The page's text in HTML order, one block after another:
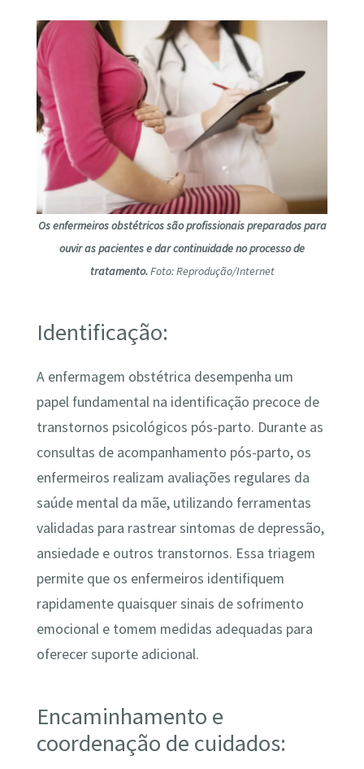
Os enfermeiros obstétricos são profissionais preparados para
ouvir as pacientes e dar continuidade no processo de
tratamento.Foto: Reprodução/Internet
Identificação:
A enfermagem obstétrica desempenha um
papel fundamental na identificação precoce de
transtornos psicológicos pós-parto. Durante as
consultas de acompanhamento pós-parto, os
enfermeiros realizam avaliações regulares da
saúde mental da mãe, utilizando ferramentas
validadas para rastrear sintomas de depressão,
ansiedade e outros transtornos. Essa triagem
permite que os enfermeiros identifiquem
rapidamente quaisquer sinais de sofrimento
emocional e tomem medidas adequadas para
oferecer suporte adicional.
Encaminhamento e
coordenação de cuidados: